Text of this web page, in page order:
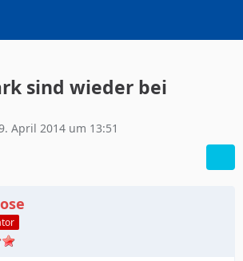
sind wieder bei
April 2014 um 13:51